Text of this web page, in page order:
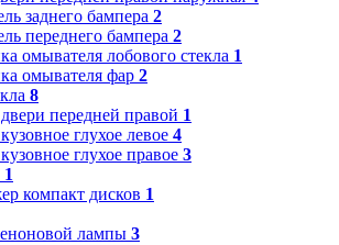
заднего бампера 2
переднего бампера 2
омывателя лобового стекла 1
омывателя фар 2
8
передней правой 1
глухое левое 4
глухое правое 3
1
компакт дисков 1
лампы 3